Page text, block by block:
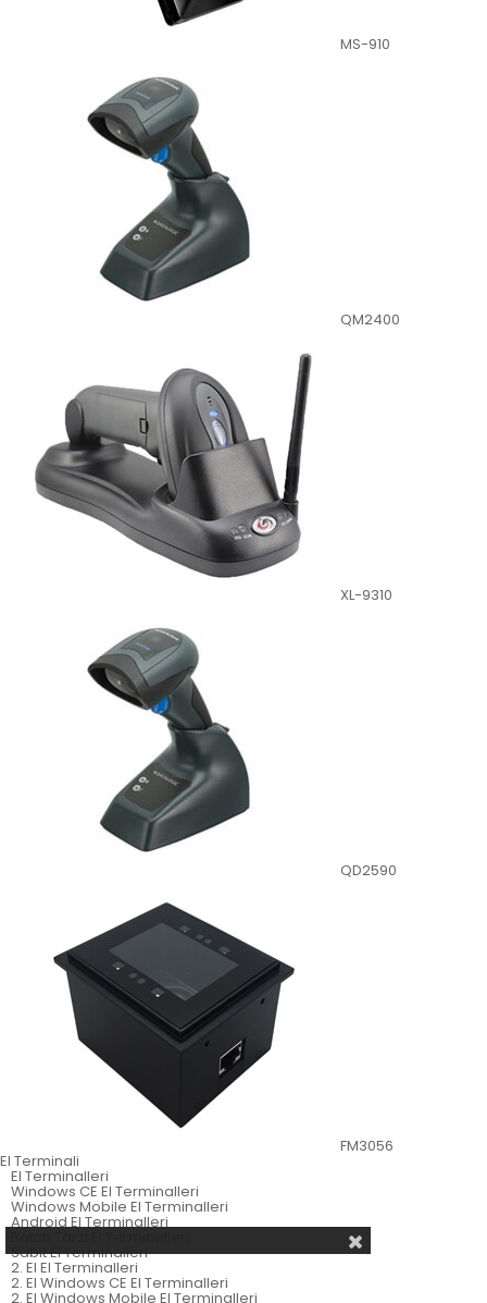
MS-910
QM2400
XL-9310
QD2590
FM3056
El Terminali
El Terminalleri
Windows CE El Terminalleri
Windows Mobile El Terminalleri
Android El Terminalleri
Sabit El Terminalleri
2. El El Terminalleri
2. El Windows CE El Terminalleri
2. El Windows Mobile El Terminalleri